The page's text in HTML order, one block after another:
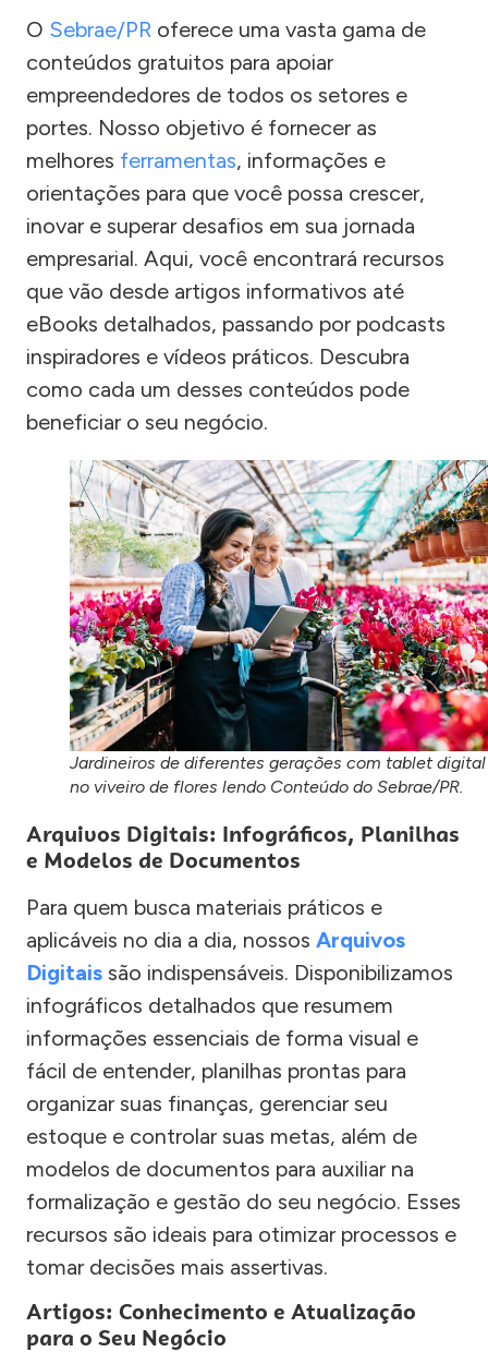
O Sebrae/PR oferece uma vasta gama de
conteúdos gratuitos para apoiar
empreendedores de todos os setores e
portes. Nosso objetivo é fornecer as
melhores ferramentas, informações e
orientações para que você possa crescer,
inovar e superar desafios em sua jornada
empresarial. Aqui, você encontrará recursos
que vão desde artigos informativos até
eBooks detalhados, passando por podcasts
inspiradores e vídeos práticos. Descubra
como cada um desses conteúdos pode
beneficiar o seu negócio.
Jardineiros de diferentes gerações com tablet digital
no viveiro de flores lendo Conteúdo do Sebrae/PR.
Arquivos Digitais: Infográficos, Planilhas
e Modelos de Documentos
Para quem busca materiais práticos e
aplicáveis no dia a dia, nossos Arquivos
Digitais são indispensáveis. Disponibilizamos
infográficos detalhados que resumem
informações essenciais de forma visual e
fácil de entender, planilhas prontas para
organizar suas finanças, gerenciar seu
estoque e controlar suas metas, além de
modelos de documentos para auxiliar na
formalização e gestão do seu negócio. Esses
recursos são ideais para otimizar processos e
tomar decisões mais assertivas.
Artigos: Conhecimento e Atualização
para o Seu Negócio